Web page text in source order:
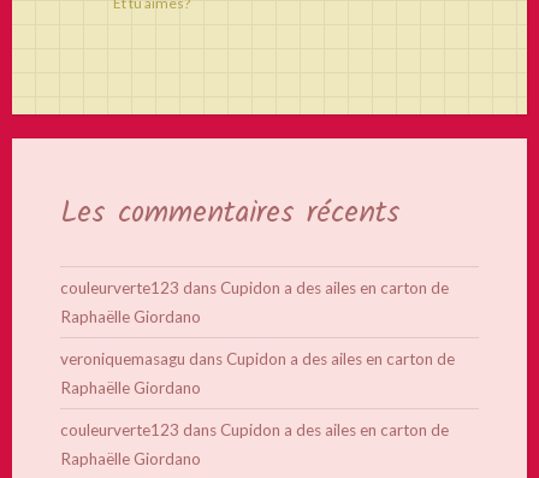
Les commentaires récents
couleurverte123 dans Cupidon a des ailes en carton de
Raphaëlle Giordano
veroniquemasagu dans Cupidon a des ailes en carton de
Raphaëlle Giordano
couleurverte123 dans Cupidon a des ailes en carton de
Raphaëlle Giordano